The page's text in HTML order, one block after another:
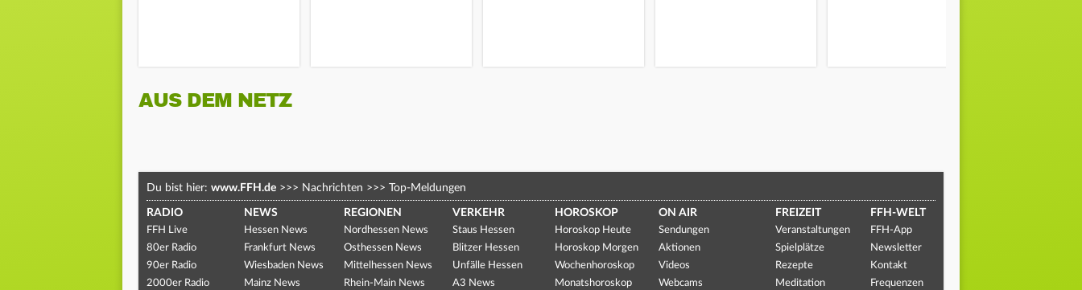
AUS DEM NETZ
Du bist hier: www.FFH.de >>> Nachrichten >>> Top-Meldungen
RADIO
FFH Live
80er Radio
90er Radio
2000er Radio
NEWS
Hessen News
Frankfurt News
Wiesbaden News
Mainz News
REGIONEN
Nordhessen News
Osthessen News
Mittelhessen News
Rhein-Main News
VERKEHR
Staus Hessen
Blitzer Hessen
Unfälle Hessen
A3 News
HOROSKOP
Horoskop Heute
Horoskop Morgen
Wochenhoroskop
Monatshoroskop
ON AIR
Sendungen
Aktionen
Videos
Webcams
FREIZEIT
Veranstaltungen
Spielplätze
Rezepte
Meditation
FFH-WELT
FFH-App
Newsletter
Kontakt
Frequenzen